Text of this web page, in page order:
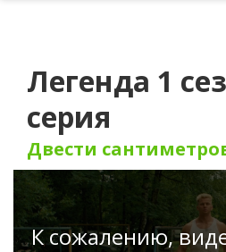
Легенда 1
серия
Двести
К сожалению,